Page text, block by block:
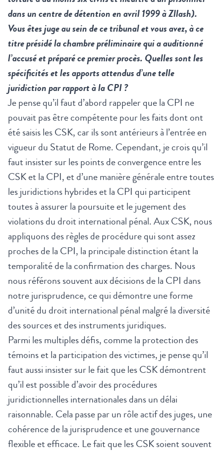
dans un centre de détention en avril 1999 à Zllash).
Vous êtes juge au sein de ce tribunal et vous avez, à ce
titre présidé la chambre préliminaire qui a auditionné
l’accusé et préparé ce premier procès. Quelles sont les
spécificités et les apports attendus d’une telle
juridiction par rapport à la CPI ?
Je pense qu’il faut d’abord rappeler que la CPI ne
pouvait pas être compétente pour les faits dont ont
été saisis les CSK, car ils sont antérieurs à l’entrée en
vigueur du Statut de Rome. Cependant, je crois qu’il
faut insister sur les points de convergence entre les
CSK et la CPI, et d’une manière générale entre toutes
les juridictions hybrides et la CPI qui participent
toutes à assurer la poursuite et le jugement des
violations du droit international pénal. Aux CSK, nous
appliquons des règles de procédure qui sont assez
proches de la CPI, la principale distinction étant la
temporalité de la confirmation des charges. Nous
nous référons souvent aux décisions de la CPI dans
notre jurisprudence, ce qui démontre une forme
d’unité du droit international pénal malgré la diversité
des sources et des instruments juridiques.
Parmi les multiples défis, comme la protection des
témoins et la participation des victimes, je pense qu’il
faut aussi insister sur le fait que les CSK démontrent
qu’il est possible d’avoir des procédures
juridictionnelles internationales dans un délai
raisonnable. Cela passe par un rôle actif des juges, une
cohérence de la jurisprudence et une gouvernance
flexible et efficace. Le fait que les CSK soient souvent